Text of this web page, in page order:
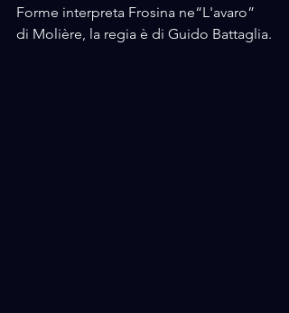
Forme interpreta Frosina ne“L'avaro”
di Molière, la regia è di Guido Battaglia.